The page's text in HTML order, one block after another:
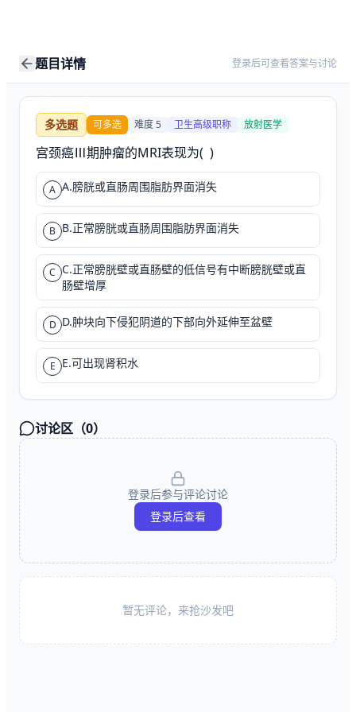
题目详情 登录后可查看答案与讨论
多选题 可多选 难度5 卫生高级职称 放射医学
宫颈癌Ⅲ期肿瘤的MRI表现为(  )
A A.膀胱或直肠周围脂肪界面消失
B B.正常膀胱或直肠周围脂肪界面消失
C C.正常膀胱壁或直肠壁的低信号有中断膀胱壁或直
肠壁增厚
D D.肿块向下侵犯阴道的下部向外延伸至盆壁
E E.可出现肾积水
讨论区（0）
登录后参与评论讨论
登录后查看
暂无评论，来抢沙发吧